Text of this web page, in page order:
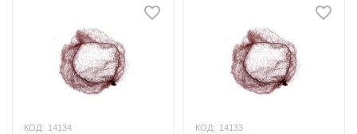
КОД: 14134 КОД: 14133